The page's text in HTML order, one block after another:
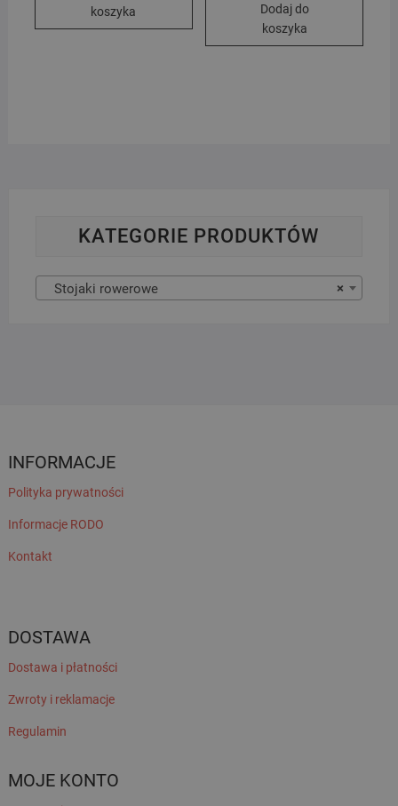
koszyka
Dodaj do
koszyka
KATEGORIE PRODUKTÓW
×
Stojaki rowerowe
INFORMACJE
Polityka prywatności
Informacje RODO
Kontakt
DOSTAWA
Dostawa i płatności
Zwroty i reklamacje
Regulamin
MOJE KONTO